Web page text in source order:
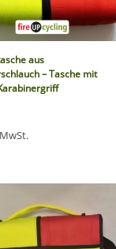
aus
– Tasche mit